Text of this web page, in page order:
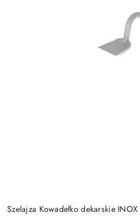
Szelajza Kowadełko dekarskie